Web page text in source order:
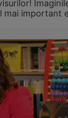
mai important